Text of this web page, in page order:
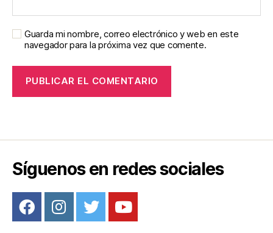
Guarda mi nombre, correo electrónico y web en este
navegador para la próxima vez que comente.
Síguenos en redes sociales